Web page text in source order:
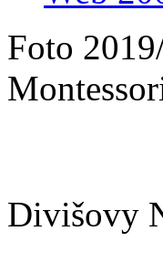
Foto
Divišovy